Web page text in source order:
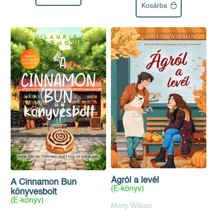
Kosárba
A Cinnamon Bun
könyvesbolt
(E-könyv)
Ágról a levél
(E-könyv)
Misty Wilson